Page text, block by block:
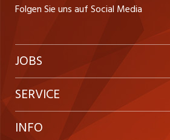
Folgen Sie uns auf Social Media
JOBS
Jobabo abonnieren
Neue Stellen
SERVICE
Kundenlogin
INFO